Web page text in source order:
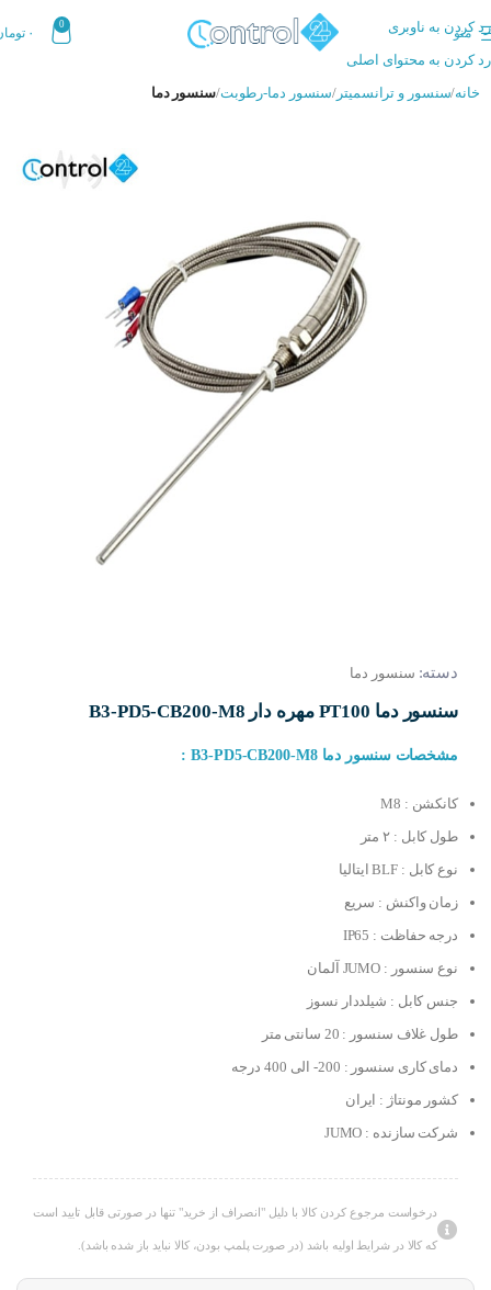
رد کردن به ناوبری
رد کردن به محتوای اصلی
منو
0
۰
خانه سنسور و ترانسمیتر سنسور دما-رطوبت سنسور دما
دسته: سنسور دما
سنسور دما PT100 مهره دار B3-PD5-CB200-M8
مشخصات سنسور دما B3-PD5-CB200-M8 :
کانکشن : M8
طول کابل : ۲ متر
نوع کابل : BLF ایتالیا
زمان واکنش : سریع
درجه حفاظت : IP65
نوع سنسور : JUMO آلمان
جنس کابل : شیلددار نسوز
طول غلاف سنسور : 20 سانتی متر
دمای کاری سنسور : 200- الی 400 درجه
کشور مونتاژ : ایران
شرکت سازنده : JUMO
درخواست مرجوع کردن کالا با دلیل "انصراف از خرید" تنها در صورتی قابل تایید است
که کالا در شرایط اولیه باشد (در صورت پلمپ بودن، کالا نباید باز شده باشد).